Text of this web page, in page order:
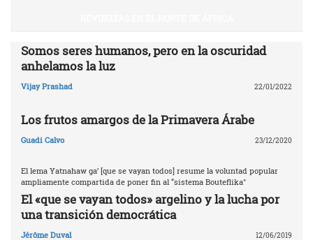
Somos seres humanos, pero en la oscuridad
anhelamos la luz
Vijay Prashad 22/01/2022
Los frutos amargos de la Primavera Árabe
Guadi Calvo 23/12/2020
El lema Yatnahaw ga’ [que se vayan todos] resume la voluntad popular
ampliamente compartida de poner fin al “sistema Bouteflika"
El «que se vayan todos» argelino y la lucha por
una transición democrática
Jérôme Duval 12/06/2019